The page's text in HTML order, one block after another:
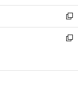
開
く
ウ
で
開
く
ン
ド
ウ
で
ウ
ィ
ン
ド
開
新
し
い
ン
新
ウ